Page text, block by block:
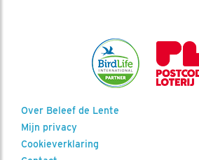
Over Beleef de Lente
Mijn privacy
Cookieverklaring